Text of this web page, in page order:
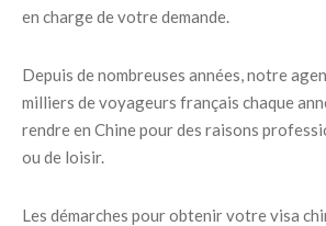
en charge de votre demande.
Depuis de nombreuses années, notre
milliers de voyageurs français chaque
rendre en Chine pour des raisons
ou de loisir.
Les démarches pour obtenir votre visa